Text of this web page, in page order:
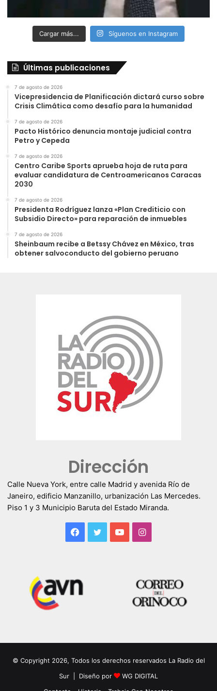
Cargar más... Síguenos en Instagram
Últimas publicaciones
7 de agosto de 2026
Vicepresidencia de Planificación dictará curso sobre
Crisis Climática como desafío para la humanidad
7 de agosto de 2026
Pacto Histórico denuncia montaje judicial contra
Petro y Cepeda
7 de agosto de 2026
Centro Caribe Sports aprueba hoja de ruta para
evaluar candidatura de Centroamericanos Caracas
2030
7 de agosto de 2026
Presidenta Rodríguez lanza «Plan Crediticio con
Subsidio Directo» para reparación de inmuebles
7 de agosto de 2026
Sheinbaum recibe a Betssy Chávez en México, tras
obtener salvoconducto del gobierno peruano
Dirección
Calle Nueva York, entre calle Madrid y avenida Río de
Janeiro, edificio Manzanillo, urbanización Las Mercedes.
Piso 1 y 3 Municipio Baruta del Estado Miranda.
Facebook
TwitterYouTubeInstagram
© Copyright 2026, Todos los derechos reservados La Radio del
Sur | Diseño por
WG DIGITAL